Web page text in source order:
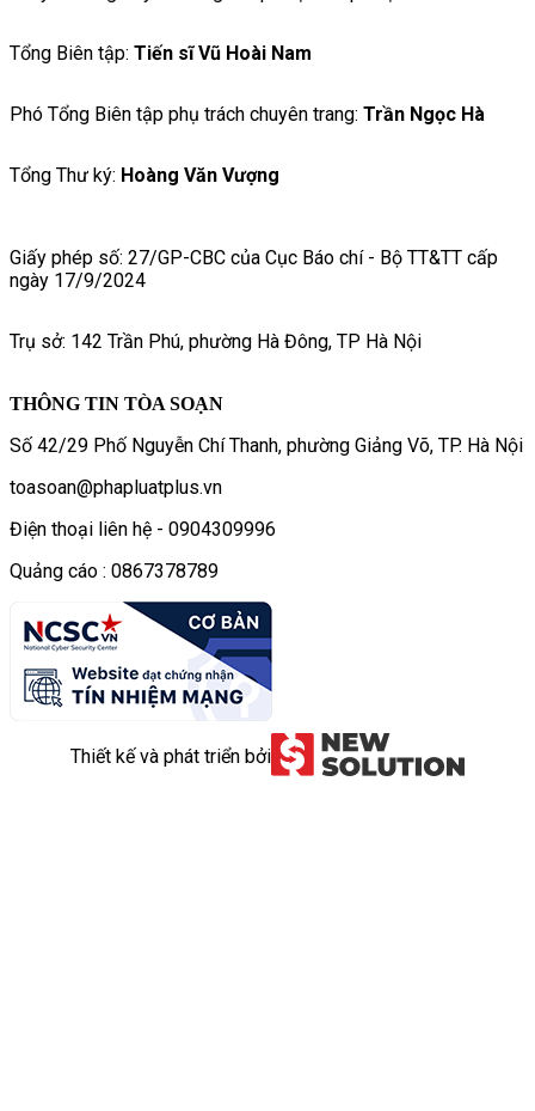
Tổng Biên tập: Tiến sĩ Vũ Hoài Nam
Phó Tổng Biên tập phụ trách chuyên trang: Trần Ngọc Hà
Tổng Thư ký: Hoàng Văn Vượng
Giấy phép số: 27/GP-CBC của Cục Báo chí - Bộ TT&TT cấp
ngày 17/9/2024
Trụ sở: 142 Trần Phú, phường Hà Đông, TP Hà Nội
THÔNG TIN TÒA SOẠN
Số 42/29 Phố Nguyễn Chí Thanh, phường Giảng Võ, TP. Hà Nội
toasoan@phapluatplus.vn
Điện thoại liên hệ - 0904309996
Quảng cáo : 0867378789
Thiết kế và phát triển bởi